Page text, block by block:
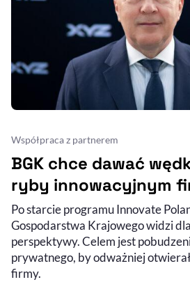
Współpraca z partnerem
BGK chce dawać
ryby innowacyjnym
Po starcie programu Innovate
Gospodarstwa Krajowego widzi
perspektywy. Celem jest
prywatnego, by odważniej
firmy.